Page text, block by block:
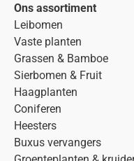
Ons assortiment
Leibomen
Vaste planten
Grassen & Bamboe
Sierbomen & Fruit
Haagplanten
Coniferen
Heesters
Buxus vervangers